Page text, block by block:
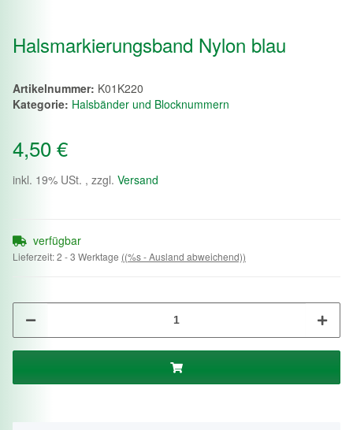
Halsmarkierungsband Nylon blau
Artikelnummer: K01K220
Kategorie: Halsbänder und Blocknummern
4,50 €
inkl. 19% USt. , zzgl. Versand
verfügbar
Lieferzeit:2 - 3 Werktage ((%s - Ausland abweichend))